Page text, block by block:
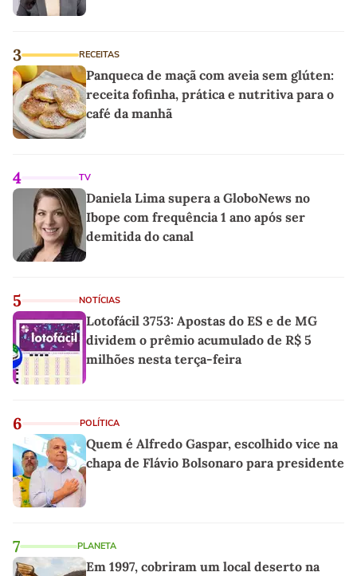
3 RECEITAS
Panqueca de maçã com aveia sem glúten:
receita fofinha, prática e nutritiva para o
café da manhã
4 TV
Daniela Lima supera a GloboNews no
Ibope com frequência 1 ano após ser
demitida do canal
5 NOTÍCIAS
Lotofácil 3753: Apostas do ES e de MG
dividem o prêmio acumulado de R$ 5
milhões nesta terça-feira
6 POLÍTICA
Quem é Alfredo Gaspar, escolhido vice na
chapa de Flávio Bolsonaro para presidente
7 PLANETA
Em 1997, cobriram um local deserto na